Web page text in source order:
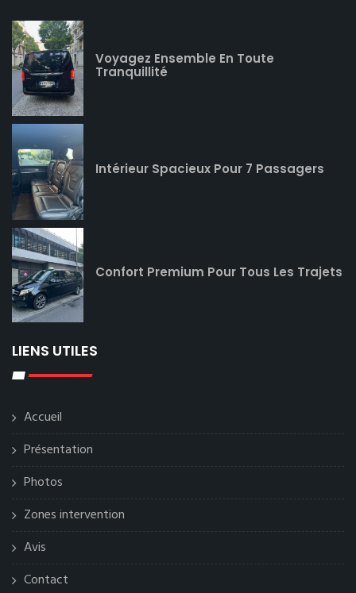
Voyagez Ensemble En Toute
Tranquillité
Intérieur Spacieux Pour 7 Passagers
Confort Premium Pour Tous Les Trajets
LIENS UTILES
Accueil
Présentation
Photos
Zones intervention
Avis
Contact